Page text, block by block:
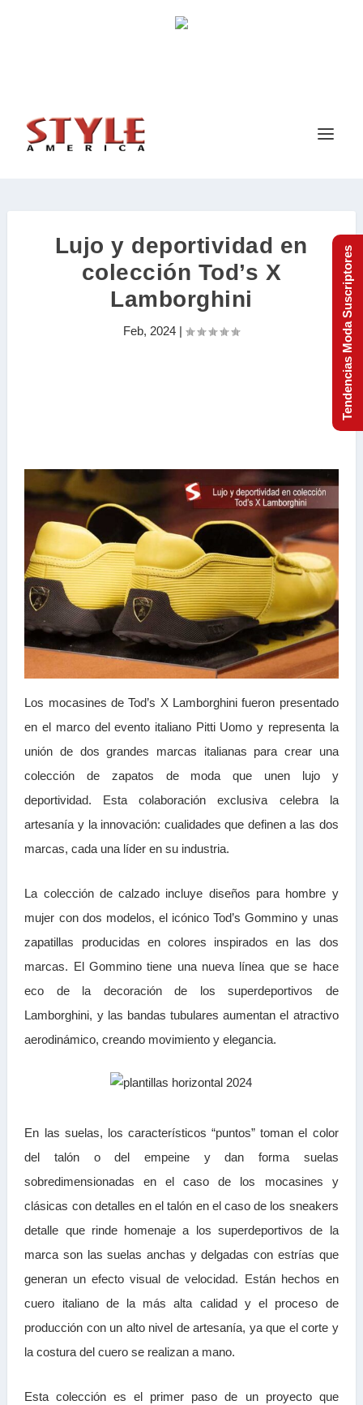
Lujo y deportividad en
colección Tod’s X
Lamborghini
Feb, 2024 |
Los mocasines de Tod’s X Lamborghini fueron presentado
en el marco del evento italiano Pitti Uomo y representa la
unión de dos grandes marcas italianas para crear una
colección de zapatos de moda que unen lujo y
deportividad. Esta colaboración exclusiva celebra la
artesanía y la innovación: cualidades que definen a las dos
marcas, cada una líder en su industria.
La colección de calzado incluye diseños para hombre y
mujer con dos modelos, el icónico Tod’s Gommino y unas
zapatillas producidas en colores inspirados en las dos
marcas. El Gommino tiene una nueva línea que se hace
eco de la decoración de los superdeportivos de
Lamborghini, y las bandas tubulares aumentan el atractivo
aerodinámico, creando movimiento y elegancia.
En las suelas, los característicos “puntos” toman el color
del talón o del empeine y dan forma suelas
sobredimensionadas en el caso de los mocasines y
clásicas con detalles en el talón en el caso de los sneakers
detalle que rinde homenaje a los superdeportivos de la
marca son las suelas anchas y delgadas con estrías que
generan un efecto visual de velocidad. Están hechos en
cuero italiano de la más alta calidad y el proceso de
producción con un alto nivel de artesanía, ya que el corte y
la costura del cuero se realizan a mano.
Esta colección es el primer paso de un proyecto que
Tendencias Moda Suscriptores